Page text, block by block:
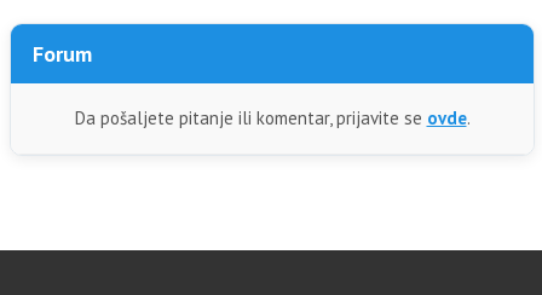
Forum
Da pošaljete pitanje ili komentar, prijavite se ovde.